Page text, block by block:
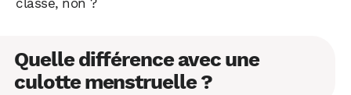
classe, non ?
Quelle différence avec une
culotte menstruelle ?